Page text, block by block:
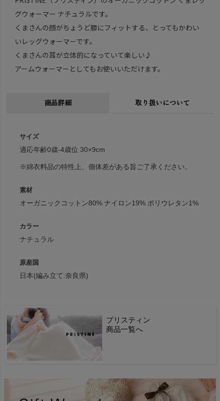
グウォーマー ナチュラルです。
くまさんの顔がちょうど膝にフィットする、とってもかわい
いレッグウォーマーです。
くまさんの耳が立体的になっていて楽しい♪
アームウォーマーとしてもお使いいただけます。
商品詳細 取り扱いについて
サイズ
適応年齢0歳-4歳位 30×9cm
※綿衣料品の特性上、個体差がある旨ご了承ください。
素材
オーガニックコットン80% ナイロン19% ポリウレタン1%
カラー
ナチュラル
原産国
日本(編み立て:奈良県)
プリスティン
商品一覧へ